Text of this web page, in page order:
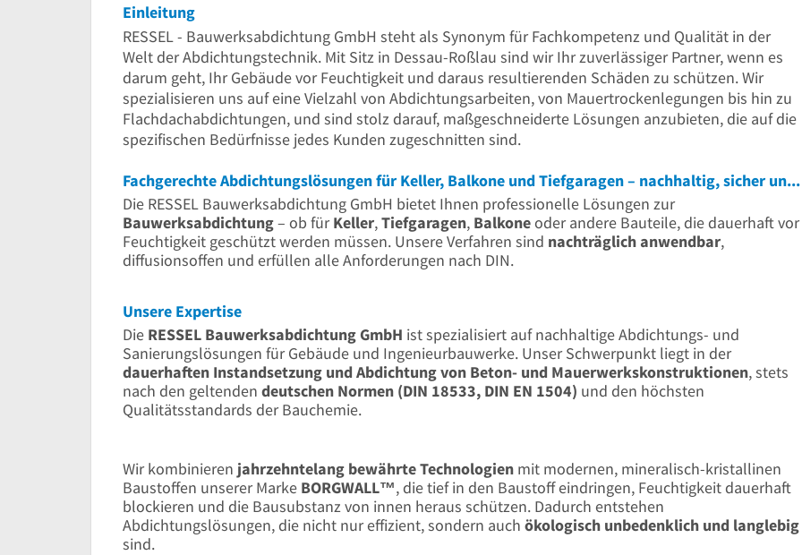
Einleitung
RESSEL - Bauwerksabdichtung GmbH steht als Synonym für Fachkompetenz und Qualität in der
Welt der Abdichtungstechnik. Mit Sitz in Dessau-Roßlau sind wir Ihr zuverlässiger Partner, wenn es
darum geht, Ihr Gebäude vor Feuchtigkeit und daraus resultierenden Schäden zu schützen. Wir
spezialisieren uns auf eine Vielzahl von Abdichtungsarbeiten, von Mauertrockenlegungen bis hin zu
Flachdachabdichtungen, und sind stolz darauf, maßgeschneiderte Lösungen anzubieten, die auf die
spezifischen Bedürfnisse jedes Kunden zugeschnitten sind.
Fachgerechte Abdichtungslösungen für Keller, Balkone und Tiefgaragen – nachhaltig, sicher und werterhaltend
Die RESSEL Bauwerksabdichtung GmbH bietet Ihnen professionelle Lösungen zur
Bauwerksabdichtung– ob fürKeller,Tiefgaragen, Balkoneoder andere Bauteile, die dauerhaft vor
Feuchtigkeit geschützt werden müssen. Unsere Verfahren sind nachträglich anwendbar,
diffusionsoffen und erfüllen alle Anforderungen nach DIN.
Unsere Expertise
Die RESSEL Bauwerksabdichtung GmbH ist spezialisiert auf nachhaltige Abdichtungs- und
Sanierungslösungen für Gebäude und Ingenieurbauwerke. Unser Schwerpunkt liegt in der
dauerhaften Instandsetzung und Abdichtung von Beton- und Mauerwerkskonstruktionen, stets
nach den geltenden deutschen Normen (DIN 18533, DIN EN 1504) und den höchsten
Qualitätsstandards der Bauchemie.
Wir kombinieren jahrzehntelang bewährte Technologien mit modernen, mineralisch-kristallinen
Baustoffen unserer Marke BORGWALL™, die tief in den Baustoff eindringen, Feuchtigkeit dauerhaft
blockieren und die Bausubstanz von innen heraus schützen. Dadurch entstehen
Abdichtungslösungen, die nicht nur effizient, sondern auch ökologisch unbedenklich und langlebig
sind.